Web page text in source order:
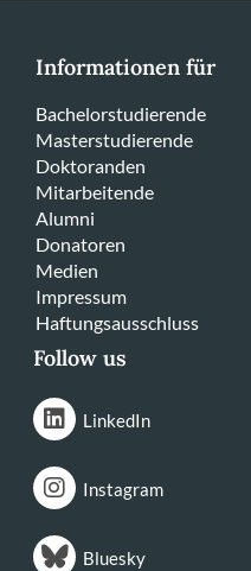
Informationen für
Bachelorstudierende
Masterstudierende
Doktoranden
Mitarbeitende
Alumni
Donatoren
Medien
Impressum
Haftungsausschluss
Follow us
LinkedIn
Instagram
Bluesky